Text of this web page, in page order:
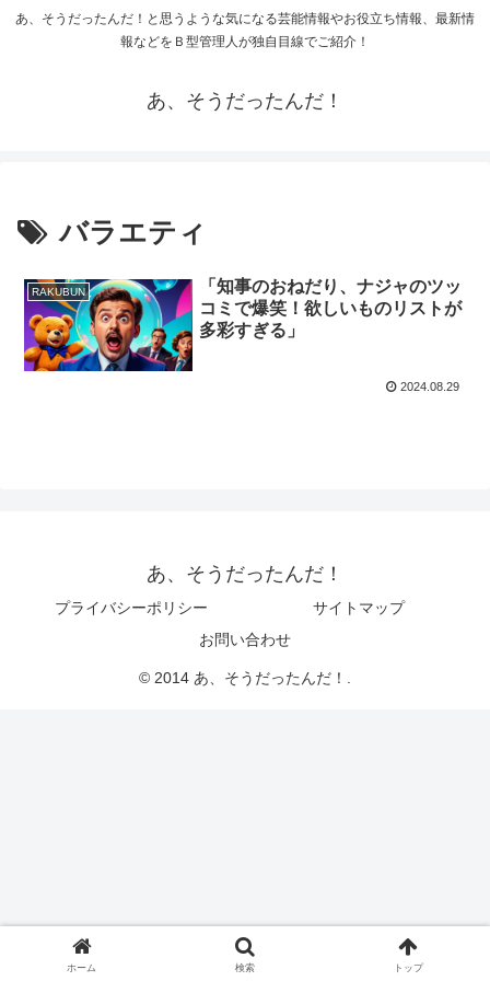
あ、そうだったんだ！と思うような気になる芸能情報やお役立ち情報、最新情
報などをＢ型管理人が独自目線でご紹介！
あ、そうだったんだ！
バラエティ
RAKUBUN
「知事のおねだり、ナジャのツッ
コミで爆笑！欲しいものリストが
多彩すぎる」
2024.08.29
あ、そうだったんだ！
プライバシーポリシー
サイトマップ
お問い合わせ
© 2014 あ、そうだったんだ！.
ホーム 検索 トップ